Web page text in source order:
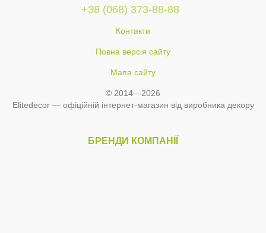
+38 (068) 373-88-88
Контакти
Повна версія сайту
Мапа сайту
© 2014—2026
Elitedecor — офіційній інтернет-магазин від виробника декору
БРЕНДИ КОМПАНІЇ